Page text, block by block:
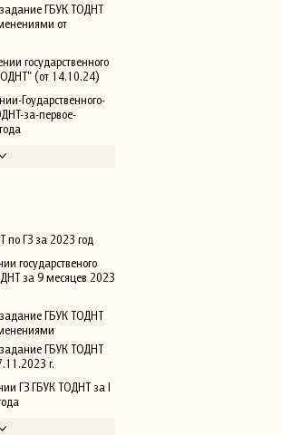
задание ГБУК ТОДНТ
от
государственного
(от 14.10.24)
Гоударственного-
за-первое-
по ГЗ за 2023 год
государственого
за 9 месяцев 2023
задание ГБУК ТОДНТ
задание ГБУК ТОДНТ
г.
ГЗ ГБУК ТОДНТ за I